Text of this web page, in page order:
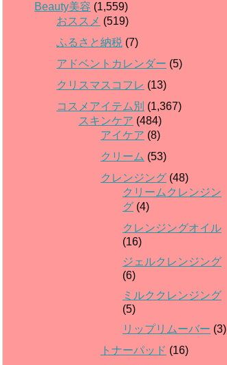
Beauty美容 (1,559)
おススメ (519)
ふるさと納税 (7)
アドベントカレンダー (5)
クリスマスコフレ (13)
コスメアイテム別 (1,367)
スキンケア (484)
アイケア (8)
クリーム (53)
クレンジング (48)
クリームクレンジン
グ (4)
クレンジングオイル
(16)
ジェルクレンジング
(6)
ミルククレンジング
(5)
リップリムーバー (3)
トナーパッド (16)